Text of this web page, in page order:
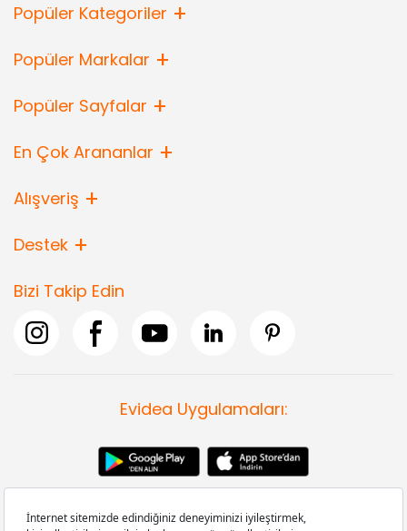
Popüler Kategoriler
Popüler Markalar
Popüler Sayfalar
En Çok Arananlar
Alışveriş
Destek
Bizi Takip Edin
Evidea Uygulamaları: